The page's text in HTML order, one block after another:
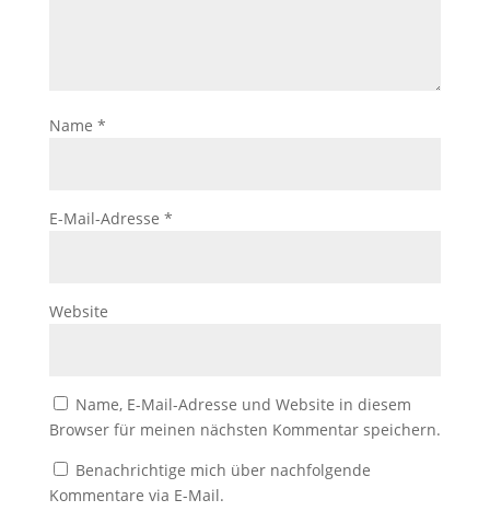
Name *
E-Mail-Adresse *
Website
Name, E-Mail-Adresse und Website in diesem
Browser für meinen nächsten Kommentar speichern.
Benachrichtige mich über nachfolgende
Kommentare via E-Mail.